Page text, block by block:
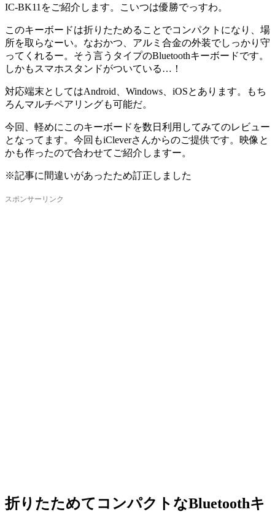
IC-BK11をご紹介します。こいつは優勝でっすわ。
このキーボードは折りたためることでコンパクトになり、場
所を取らなーい。なおかつ、アルミ合金の外装でしっかり守
ってくれるー。そう言うタイプのBluetoothキーボードです。
しかもスマホスタンドがついている…！
対応端末としてはAndroid、Windows、iOSとあります。もち
ろんマルチペアリングも可能だ。
今回、軽めにこのキーボードを数日利用してみてのレビュー
となってます。今回もiCleverさんからのご提供です。映像と
かも作ったので合わせてご紹介しますー。
※記事に間違いがあったため訂正しました
折りたためてコンパクトなBluetoothキ